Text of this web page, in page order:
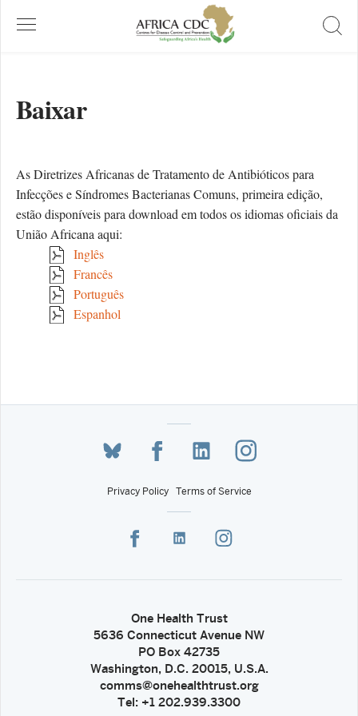
Baixar
As Diretrizes Africanas de Tratamento de Antibióticos para
Infecções e Síndromes Bacterianas Comuns, primeira edição,
estão disponíveis para download em todos os idiomas oficiais da
União Africana aqui:
Inglês
Francês
Português
Espanhol
Privacy Policy Terms of Service
One Health Trust
5636 Connecticut Avenue NW
PO Box 42735
Washington, D.C. 20015, U.S.A.
comms@onehealthtrust.org
Tel: +1 202.939.3300